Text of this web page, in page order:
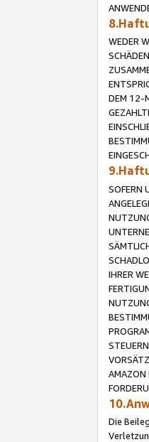
WEDER
DEM 12-
SOFERN
IHRER
AMAZON
Die